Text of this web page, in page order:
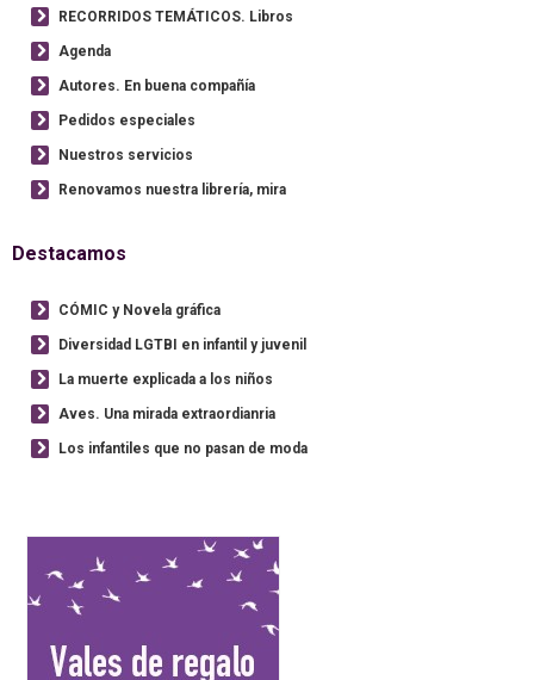
RECORRIDOS TEMÁTICOS. Libros
Agenda
Autores. En buena compañía
Pedidos especiales
Nuestros servicios
Renovamos nuestra librería, mira
Destacamos
CÓMIC y Novela gráfica
Diversidad LGTBI en infantil y juvenil
La muerte explicada a los niños
Aves. Una mirada extraordianria
Los infantiles que no pasan de moda